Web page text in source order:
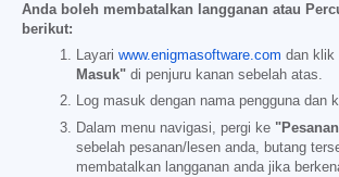
Anda boleh membatalkan langganan atau
berikut:
Layari www.enigmasoftware.com dan klik
Masuk" di penjuru kanan sebelah atas.
Log masuk dengan nama pengguna dan
Dalam menu navigasi, pergi ke
sebelah pesanan/lesen anda, butang
membatalkan langganan anda jika